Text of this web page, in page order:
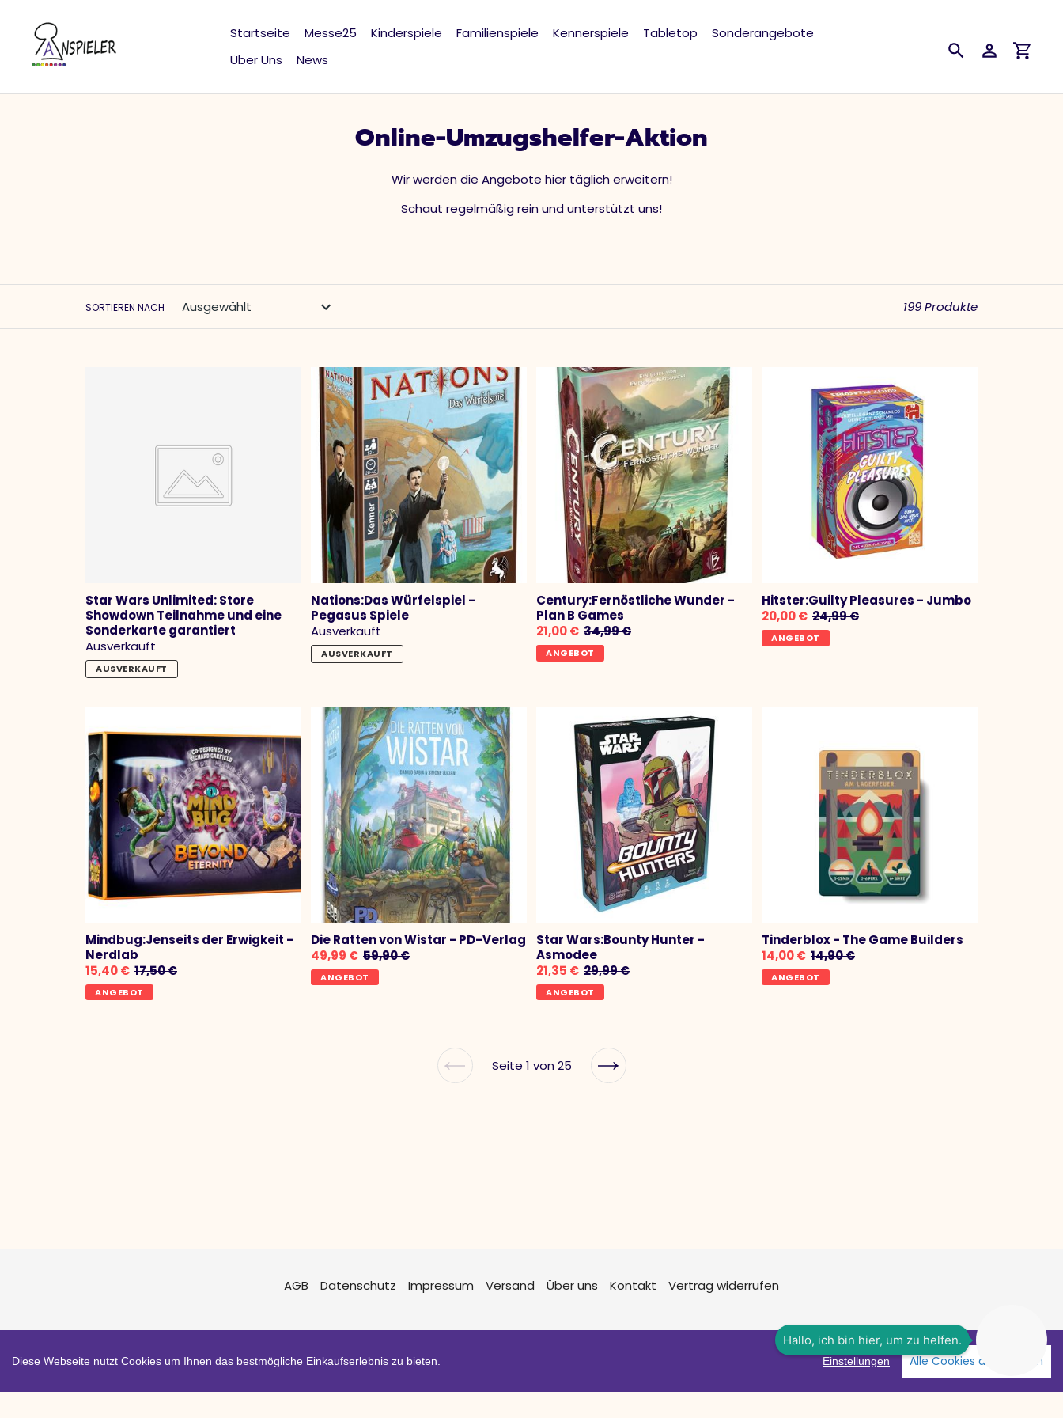
Startseite Messe25 Kinderspiele Familienspiele Kennerspiele Tabletop
Sonderangebote
Über Uns
News SuchenEinloggen
S
u
g
:
Online-Umzugshelfer-Aktion
Wir werden die Angebote hier täglich erweitern!
Schaut regelmäßig rein und unterstützt uns!
SORTIEREN NACH 199 Produkte
Star Wars Unlimited: Store
Showdown Teilnahme und eine
Sonderkarte garantiert
Ausverkauft
AUSVERKAUFT
Nations:Das Würfelspiel -
Pegasus Spiele
Ausverkauft
AUSVERKAUFT
Century:Fernöstliche Wunder -
Plan B Games
21,00 € 34,99 €
ANGEBOT
Hitster:Guilty Pleasures - Jumbo
20,00 € 24,99 €
ANGEBOT
Mindbug:Jenseits der Erwigkeit -
Nerdlab
15,40 € 17,50 €
ANGEBOT
Die Ratten von Wistar - PD-Verlag
49,99 € 59,90 €
ANGEBOT
Star Wars:Bounty Hunter -
Asmodee
21,35 € 29,99 €
ANGEBOT
Tinderblox - The Game Builders
14,00 € 14,90 €
ANGEBOT
VorherigeSeite 1 von 25
Nächste
AGB Datenschutz Impressum Versand Über uns Kontakt Vertrag widerrufen
FacebookInstagram
YouTube
Diese Webseite nutzt Cookies um Ihnen das bestmögliche Einkaufserlebnis zu bieten. Einstellungen Alle Cookies akzeptieren